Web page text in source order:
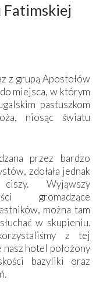
Fatimskiej
z grupą Apostołów
miejsca, w którym
pastuszkom
niosąc światu
przez bardzo
zdołała jednak
Wyjąwszy
gromadzące
można tam
w skupieniu.
z tej
hotel położony
bazyliki oraz